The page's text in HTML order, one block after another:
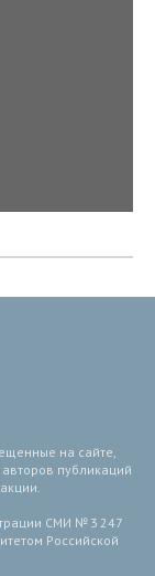
на сайте,
публикаций
СМИ № 3 247
Российской